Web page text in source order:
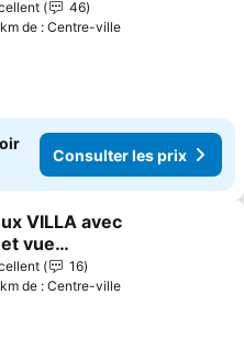
46
de : Centre-ville
Consulter les prix
à mes favoris
VILLA avec
vue
16
de : Centre-ville